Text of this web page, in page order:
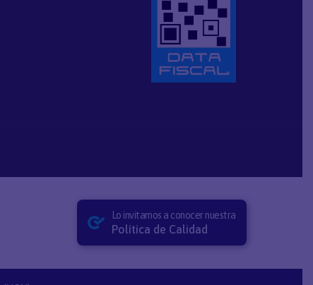
Lo invitamos a conocer nuestra
Política de Calidad